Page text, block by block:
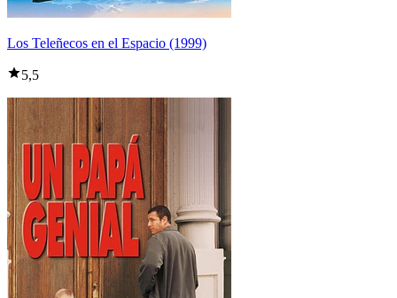
Los Teleñecos en el Espacio (1999)
5,5